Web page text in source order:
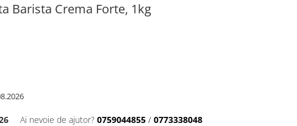
Barista Crema Forte, 1kg
Ai nevoie de ajutor? 0759044855 / 0773338048